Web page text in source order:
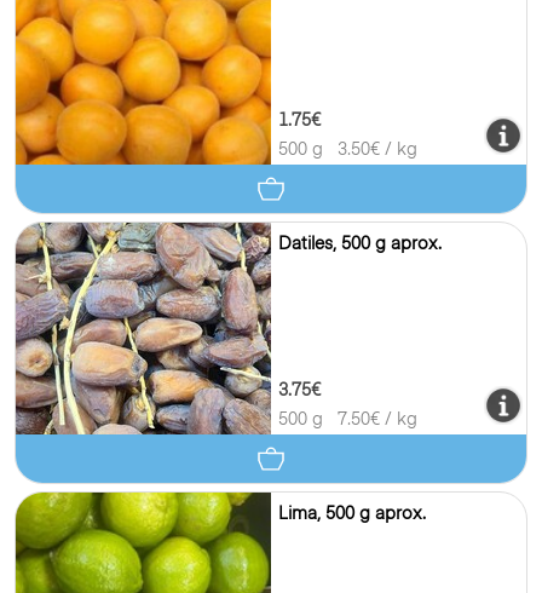
1.75€
500 g
3.50€ / kg
Datiles, 500 g aprox.
3.75€
500 g
7.50€ / kg
Lima, 500 g aprox.